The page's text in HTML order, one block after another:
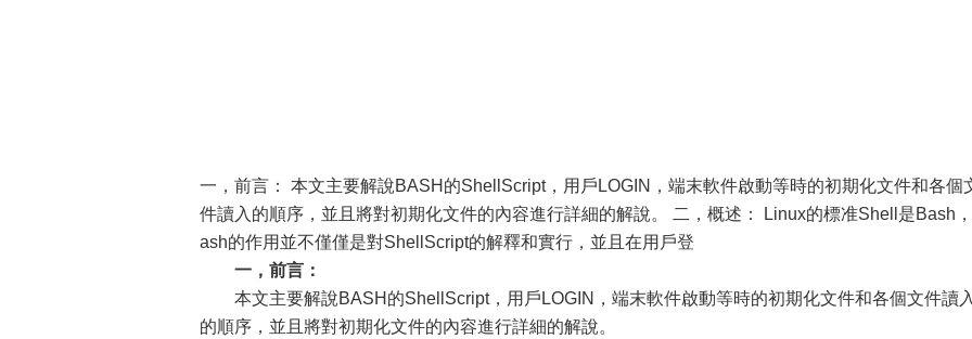
一，前言： 本文主要解說BASH的ShellScript，用戶LOGIN，端末軟件啟動等時的初期化文件和各個
件讀入的順序，並且將對初期化文件的內容進行詳細的解說。 二，概述： Linux的標准Shell是Bash
ash的作用並不僅僅是對ShellScript的解釋和實行，並且在用戶登
一，前言：
本文主要解說BASH的ShellScript，用戶LOGIN，端末軟件啟動等時的初期化文件和各個文件讀入
的順序，並且將對初期化文件的內容進行詳細的解說。